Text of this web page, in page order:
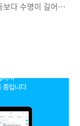
보다 수명이 길어서
밝고 전력 소모량이
죠.(사실 LED 교체
저같은 경우는 33평
체하는 대략 30만
실, 주방 + 최근에